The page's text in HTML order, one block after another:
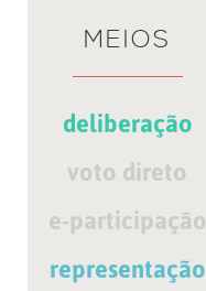
MEIOS
deliberação
voto direto
e-participação
representação